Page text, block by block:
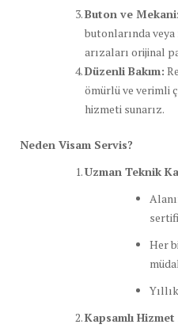
Buton ve
butonlarında
arızaları orijinal
Düzenli Bakım:
ömürlü ve verimli
hizmeti sunarız.
Neden Visam Servis?
Uzman Teknik
Her
Kapsamlı Hizmet